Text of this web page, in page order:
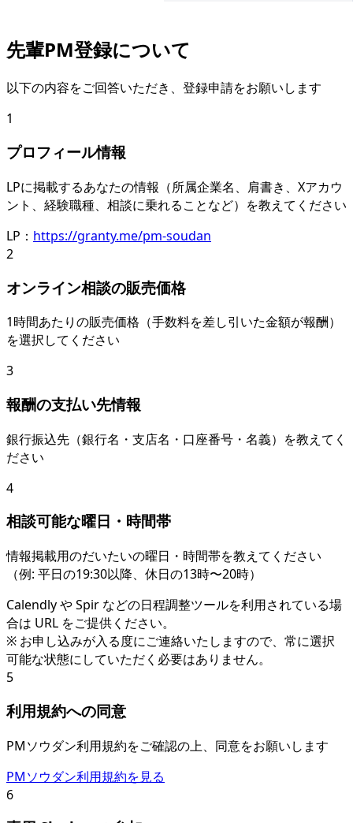
先輩PM登録について
以下の内容をご回答いただき、登録申請をお願いします
1
プロフィール情報
LPに掲載するあなたの情報（所属企業名、肩書き、Xアカウ
ント、経験職種、相談に乗れることなど）を教えてください
LP： https://granty.me/pm-soudan
2
オンライン相談の販売価格
1時間あたりの販売価格（手数料を差し引いた金額が報酬）
を選択してください
3
報酬の支払い先情報
銀行振込先（銀行名・支店名・口座番号・名義）を教えてく
ださい
4
相談可能な曜日・時間帯
情報掲載用のだいたいの曜日・時間帯を教えてください
（例: 平日の19:30以降、休日の13時〜20時）
Calendly や Spir などの日程調整ツールを利用されている場
合は URL をご提供ください。
※ お申し込みが入る度にご連絡いたしますので、常に選択
可能な状態にしていただく必要はありません。
5
利用規約への同意
PMソウダン利用規約をご確認の上、同意をお願いします
PMソウダン利用規約を見る
6